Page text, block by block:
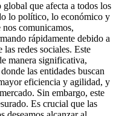
que afecta a todos los
lo político, lo económico y
comunicamos,
rápidamente debido a
redes sociales. Este
manera significativa,
las entidades buscan
eficiencia y agilidad, y
Sin embargo, este
Es crucial que las